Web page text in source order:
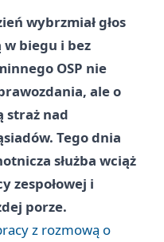
wybrzmiał głos
w biegu i bez
OSP nie
ale o
straż nad
Tego dnia
służba wciąż
zespołowej i
porze.
z rozmową o